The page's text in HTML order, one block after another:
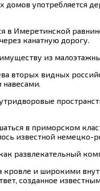
употребляется
Имеретинской
канатную дорогу.
из
вторых видных
в приморском
известной немецко-
развлекательный
кровле и широкими
созданное